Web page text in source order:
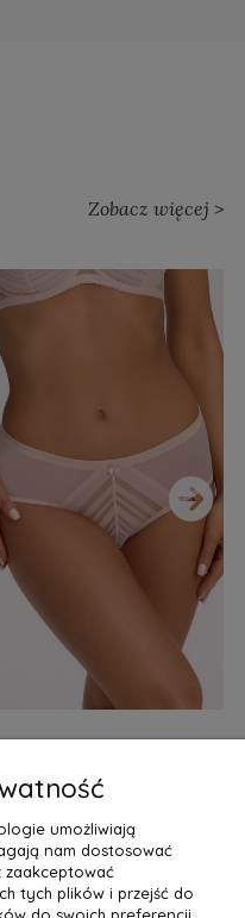
Zobacz więcej >
zł
Do Koszyka »
›
umożliwiają
nam dostosować
zaakceptować
tych plików i przejść do